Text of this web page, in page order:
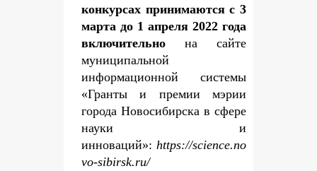
конкурсах принимаются с 3
марта до 1 апреля 2022 года
включительно на сайте
муниципальной
информационной системы
«Гранты и премии мэрии
города Новосибирска в сфере
науки и
инноваций»: https://science.no
vo-sibirsk.ru/